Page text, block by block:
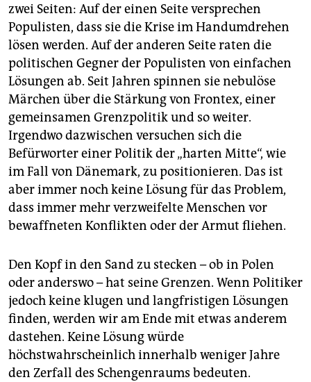
zwei Seiten: Auf der einen Seite versprechen
Populisten, dass sie die Krise im Handumdrehen
lösen werden. Auf der anderen Seite raten die
politischen Gegner der Populisten von einfachen
Lösungen ab. Seit Jahren spinnen sie nebulöse
Märchen über die Stärkung von Frontex, einer
gemeinsamen Grenzpolitik und so weiter.
Irgendwo dazwischen versuchen sich die
Befürworter einer Politik der „harten Mitte“, wie
im Fall von Dänemark, zu positionieren. Das ist
aber immer noch keine Lösung für das Problem,
dass immer mehr verzweifelte Menschen vor
bewaffneten Konflikten oder der Armut fliehen.
Den Kopf in den Sand zu stecken – ob in Polen
oder anderswo – hat seine Grenzen. Wenn Politiker
jedoch keine klugen und langfristigen Lösungen
finden, werden wir am Ende mit etwas anderem
dastehen. Keine Lösung würde
höchstwahrscheinlich innerhalb weniger Jahre
den Zerfall des Schengenraums bedeuten.